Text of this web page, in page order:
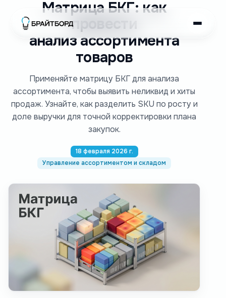
Матрица БКГ: как
провести
анализ ассортимента
товаров
Применяйте матрицу БКГ для анализа
ассортимента, чтобы выявить неликвид и хиты
продаж. Узнайте, как разделить SKU по росту и
доле выручки для точной корректировки плана
закупок.
18 февраля 2026 г.
Управление ассортиментом и складом